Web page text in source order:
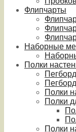
Флипчарты
Наборные
Полки
Полки
Полки
Полки